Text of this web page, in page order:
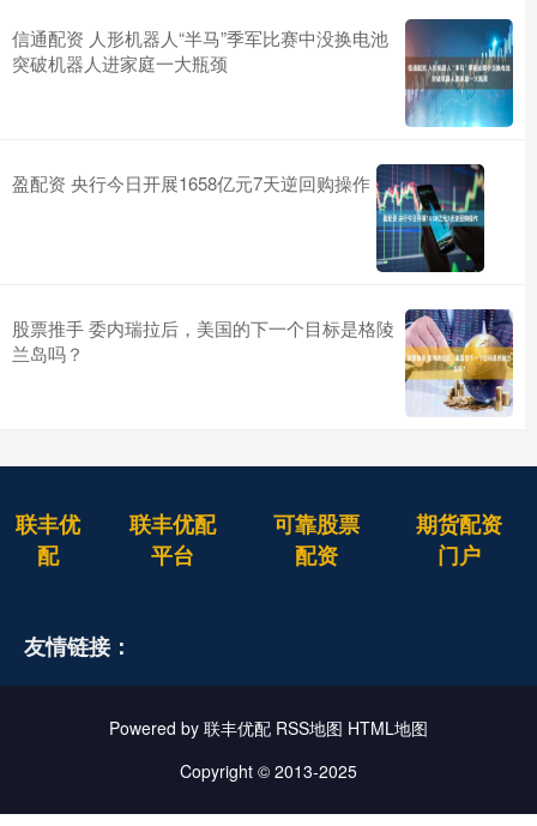
信通配资 人形机器人“半马”季军比赛中没换电池
突破机器人进家庭一大瓶颈
盈配资 央行今日开展1658亿元7天逆回购操作
股票推手 委内瑞拉后，美国的下一个目标是格陵
兰岛吗？
联丰优
配
联丰优配
平台
可靠股票
配资
期货配资
门户
友情链接：
Powered by 联丰优配 RSS地图 HTML地图
Copyright © 2013-2025